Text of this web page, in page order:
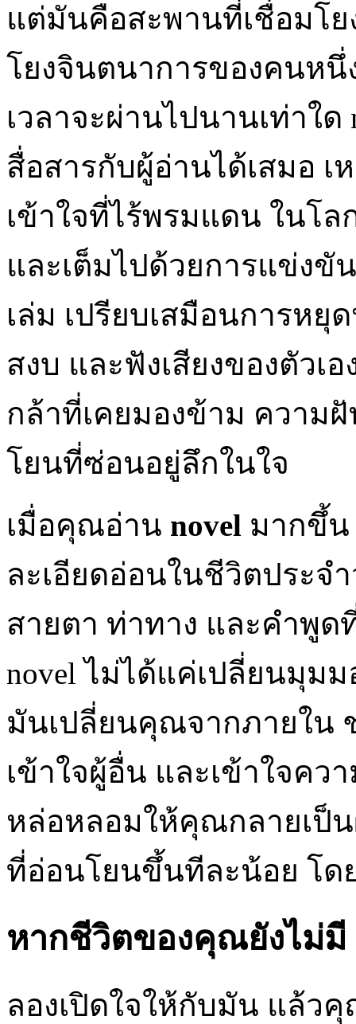
แต่มันคือสะพานที่เชื่อมโย
โยงจินตนาการของคนหนึ่
เวลาจะผ่านไปนานเท่าใด
สื่อสารกับผู้อ่านได้เสมอ
เข้าใจที่ไร้พรมแดน ในโล
และเต็มไปด้วยการแข่งขั
เล่ม เปรียบเสมือนการห
สงบ และฟังเสียงของตัว
กล้าที่เคยมองข้าม ความ
โยนที่ซ่อนอยู่ลึกในใจ
เมื่อคุณอ่าน novel มากขึ้
ละเอียดอ่อนในชีวิตประจ
สายตา ท่าทาง และคำพูด
novel ไม่ได้แค่เปลี่ยนมุม
มันเปลี่ยนคุณจากภายใน
เข้าใจผู้อื่น และเข้าใจค
หล่อหลอมให้คุณกลายเป็
ที่อ่อนโยนขึ้นทีละน้อย โ
หากชีวิตของคุณยังไม่มี
ลองเปิดใจให้กับมัน แล้ว